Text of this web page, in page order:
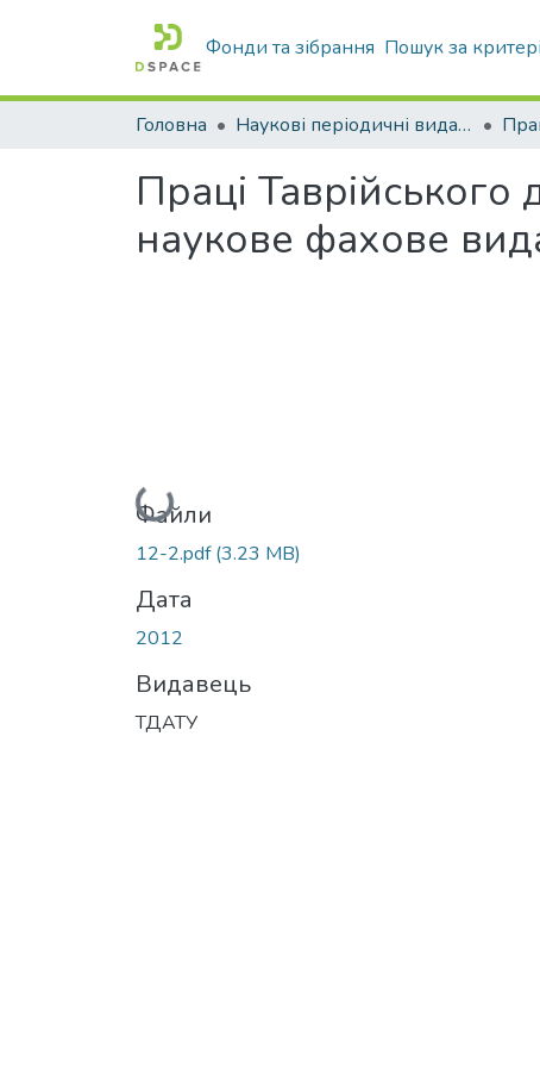
Фонди та зібрання Пошук за
Головна Наукові періодичні видання ТДАТУ
Праці Таврійського
наукове фахове
Вантажиться...
Файли
12-2.pdf(3.23 MB)
Дата
2012
Видавець
ТДАТУ